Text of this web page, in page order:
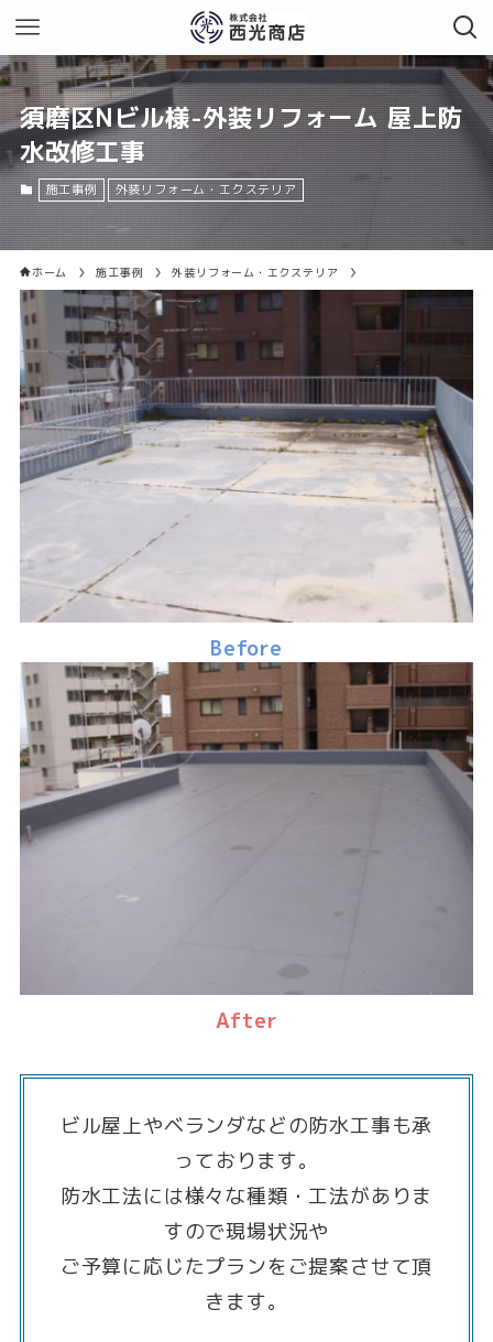
須磨区Nビル様-外装リフォーム 屋上防
水改修工事
施工事例 外装リフォーム・エクステリア
ホーム 施工事例 外装リフォーム・エクステリア
Before
After
ビル屋上やベランダなどの防水工事も承
っております。
防水工法には様々な種類・工法がありま
すので現場状況や
ご予算に応じたプランをご提案させて頂
きます。